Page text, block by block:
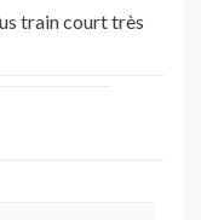
train court très